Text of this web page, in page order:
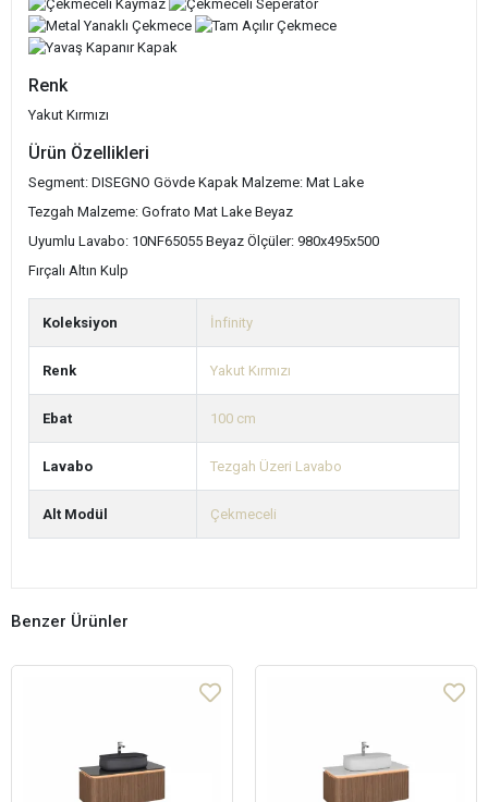
Renk
Yakut Kırmızı
Ürün Özellikleri
Segment: DISEGNO Gövde Kapak Malzeme: Mat Lake
Tezgah Malzeme: Gofrato Mat Lake Beyaz
Uyumlu Lavabo: 10NF65055 Beyaz Ölçüler: 980x495x500
Fırçalı Altın Kulp
Koleksiyon İnfinity
Renk Yakut Kırmızı
Ebat 100 cm
Lavabo Tezgah Üzeri Lavabo
Alt Modül Çekmeceli
Benzer Ürünler